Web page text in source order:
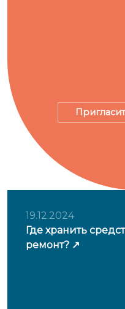
19.12.2024
Где хранить
ремонт?